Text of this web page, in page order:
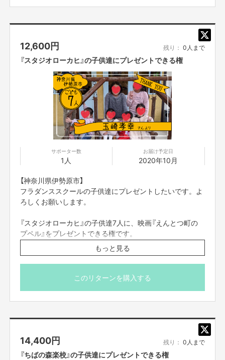
人名に限ります）をご記入ください。
※お届け予定日は「目安」です。団体の代表者様と連絡をと
りあって、都合が合うタイミングでお届けします。
12,600円 残り： 0人まで
『スタジオローカヒ』の子供達にプレゼントできる権
サポーター数
1人
お届け予定日
2020年10月
【神奈川県伊勢原市】
フラダンススクールの子供達にプレゼントしたいです。よ
ろしくお願いします。
『スタジオローカヒ』の子供達7人に、映画『えんとつ町の
プペル』をプレゼントできる権です。
映画公式HPにプレゼント企画のご支援者としてお名前を
掲載させて頂きます。
必ず備考欄に、映画公式HPに掲載をご希望のお名前（※個
りあって、都合が合うタイミングでお届けします。
もっと見る
このリターンを購入する
14,400円 残り： 0人まで
『ちばの森楽校』の子供達にプレゼントできる権